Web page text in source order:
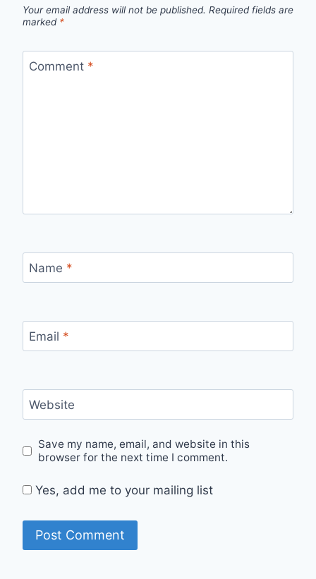
Your email address will not be published. Required fields are
marked *
Comment *
Name *
Email *
Website
Save my name, email, and website in this
browser for the next time I comment.
Yes, add me to your mailing list